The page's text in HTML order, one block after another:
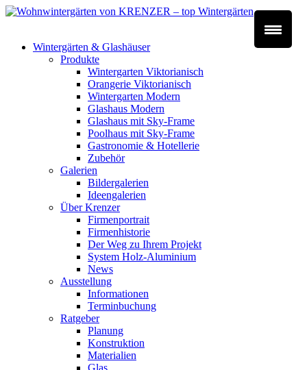
Wintergärten & Glashäuser
Produkte
Wintergarten Viktorianisch
Orangerie Viktorianisch
Wintergarten Modern
Glashaus Modern
Glashaus mit Sky-Frame
Poolhaus mit Sky-Frame
Gastronomie & Hotellerie
Zubehör
Galerien
Bildergalerien
Ideengalerien
Über Krenzer
Firmenportrait
Firmenhistorie
Der Weg zu Ihrem Projekt
System Holz-Aluminium
News
Ausstellung
Informationen
Terminbuchung
Ratgeber
Planung
Konstruktion
Materialien
Glas